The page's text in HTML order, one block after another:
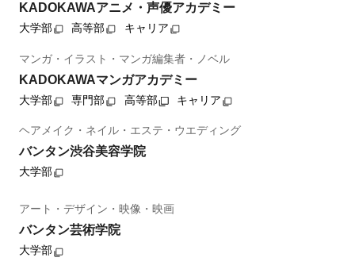
KADOKAWAアニメ・声優アカデミー
大学部 高等部 キャリア
マンガ・イラスト・マンガ編集者・ノベル
KADOKAWAマンガアカデミー
大学部 専門部 高等部 キャリア
ヘアメイク・ネイル・エステ・ウエディング
バンタン渋谷美容学院
大学部
アート・デザイン・映像・映画
バンタン芸術学院
大学部